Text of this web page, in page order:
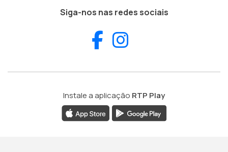
Siga-nos nas redes sociais
Facebook
Instale a aplicação RTP Play